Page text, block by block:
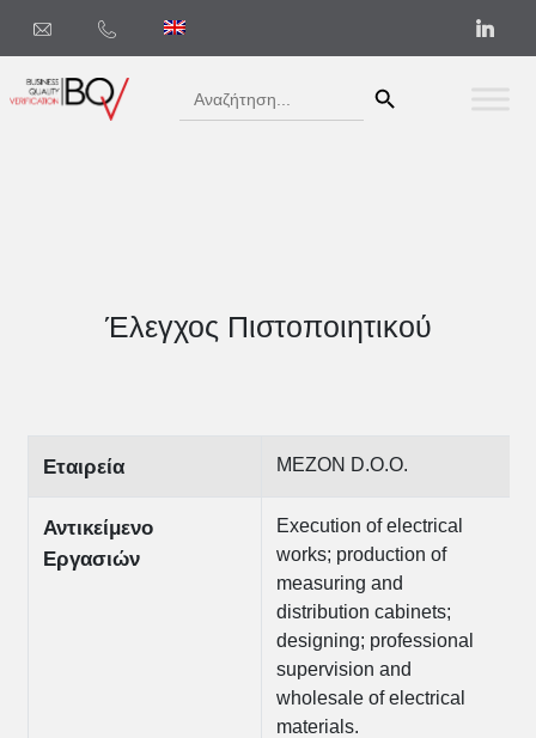
Search
for:
Έλεγχος Πιστοποιητικού
Εταιρεία MEZON D.O.O.
Αντικείμενο
Εργασιών
Execution of electrical
works; production of
measuring and
distribution cabinets;
designing; professional
supervision and
wholesale of electrical
materials.